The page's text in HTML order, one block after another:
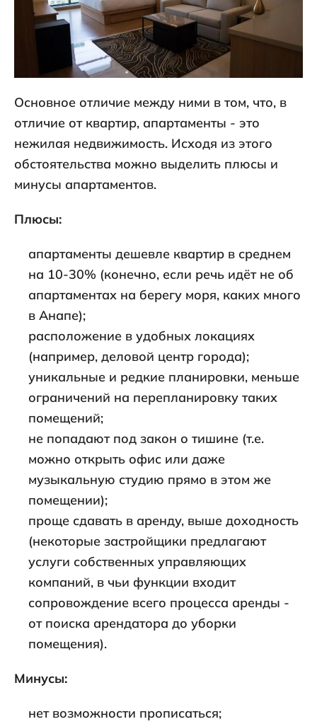
Основное отличие между ними в том, что, в
отличие от квартир, апартаменты - это
нежилая недвижимость. Исходя из этого
обстоятельства можно выделить плюсы и
минусы апартаментов.
Плюсы:
апартаменты дешевле квартир в среднем
на 10-30% (конечно, если речь идёт не об
апартаментах на берегу моря, каких много
в Анапе);
расположение в удобных локациях
(например, деловой центр города);
уникальные и редкие планировки, меньше
ограничений на перепланировку таких
помещений;
не попадают под закон о тишине (т.е.
можно открыть офис или даже
музыкальную студию прямо в этом же
помещении);
проще сдавать в аренду, выше доходность
(некоторые застройщики предлагают
услуги собственных управляющих
компаний, в чьи функции входит
сопровождение всего процесса аренды -
от поиска арендатора до уборки
помещения).
Минусы:
нет возможности прописаться;